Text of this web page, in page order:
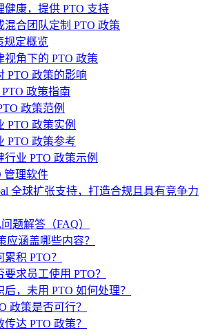
健康，提供 PTO 支持
混合团队定制 PTO 政策
规定概览
视角下的 PTO 政策
PTO 政策的影响
政策指南
政策范例
PTO 政策实例
PTO 政策参考
行业 PTO 政策示例
管理软件
全球扩张支持，打造合规且具有竞争力
题解答（FAQ）
应涵盖哪些内容？
积 PTO？
要求员工使用 PTO？
后，未用 PTO 如何处理？
政策是否可行？
达 PTO 政策？